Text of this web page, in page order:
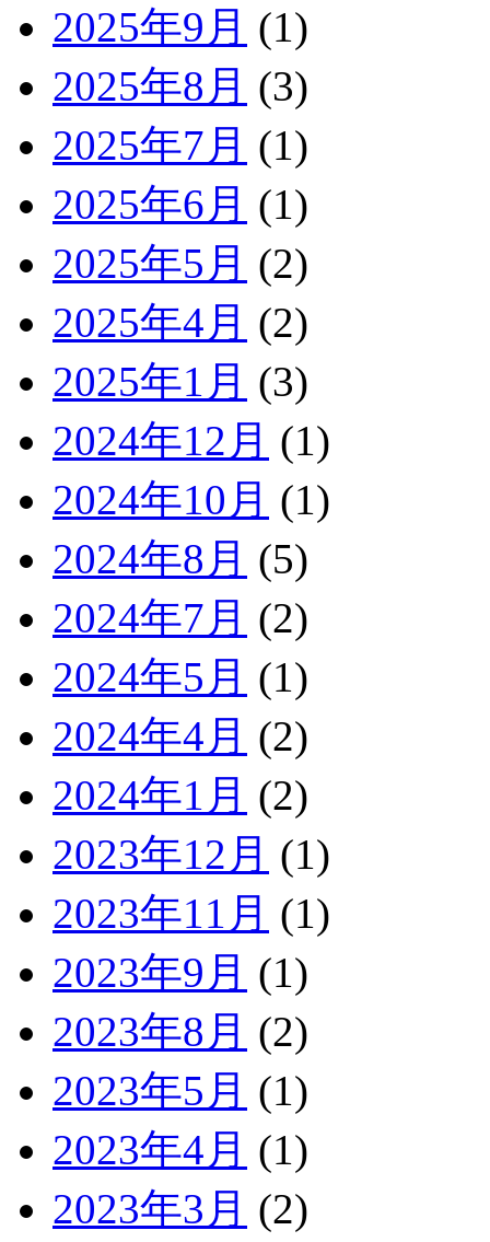
2025年9月 (1)
2025年8月 (3)
2025年7月 (1)
2025年6月 (1)
2025年5月 (2)
2025年4月 (2)
2025年1月 (3)
2024年12月 (1)
2024年10月 (1)
2024年8月 (5)
2024年7月 (2)
2024年5月 (1)
2024年4月 (2)
2024年1月 (2)
2023年12月 (1)
2023年11月 (1)
2023年9月 (1)
2023年8月 (2)
2023年5月 (1)
2023年4月 (1)
2023年3月 (2)